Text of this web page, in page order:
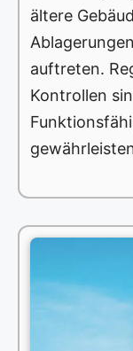
ältere
auftreten.
Kontrollen